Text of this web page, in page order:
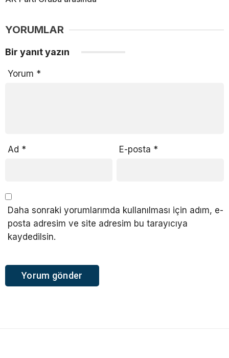
YORUMLAR
Bir yanıt yazın
Yorum *
Ad * E-posta *
Daha sonraki yorumlarımda kullanılması için adım, e-
posta adresim ve site adresim bu tarayıcıya
kaydedilsin.